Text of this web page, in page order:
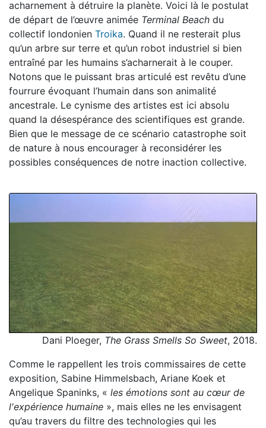
acharnement à détruire la planète. Voici là le postulat
de départ de l’œuvre animée Terminal Beach du
collectif londonien Troika. Quand il ne resterait plus
qu’un arbre sur terre et qu’un robot industriel si bien
entraîné par les humains s’acharnerait à le couper.
Notons que le puissant bras articulé est revêtu d’une
fourrure évoquant l’humain dans son animalité
ancestrale. Le cynisme des artistes est ici absolu
quand la désespérance des scientifiques est grande.
Bien que le message de ce scénario catastrophe soit
de nature à nous encourager à reconsidérer les
possibles conséquences de notre inaction collective.
Dani Ploeger, The Grass Smells So Sweet, 2018.
Comme le rappellent les trois commissaires de cette
exposition, Sabine Himmelsbach, Ariane Koek et
Angelique Spaninks, « les émotions sont au cœur de
l'expérience humaine », mais elles ne les envisagent
qu’au travers du filtre des technologies qui les